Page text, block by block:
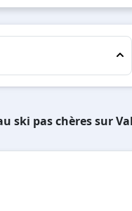
ou entre amis,
ski pas chères sur